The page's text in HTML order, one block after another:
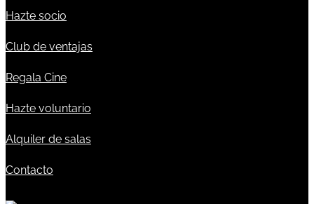
Hazte socio
Club de ventajas
Regala Cine
Hazte voluntario
Alquiler de salas
Contacto